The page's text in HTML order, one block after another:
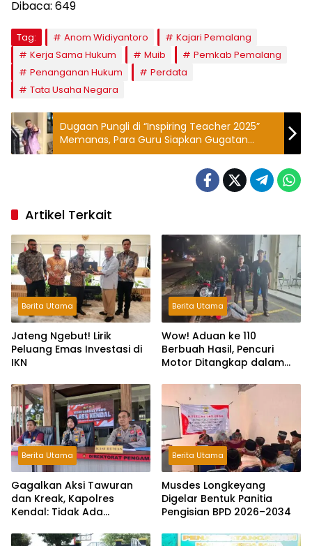
Dibaca: 649
Tag: Anom Widiyantoro
Kajari Pemalang
Kerja Sama Hukum
Muib
Pemkab Pemalang
Penanganan Hukum
Perdata
Tata Usaha Negara
Dugaan Pungli di “Inspiring Teacher 2025”
Memanas, Para Guru Siapkan Gugatan
Hukum
Artikel Terkait
Berita Utama
Jateng Ngebut! Lirik
Peluang Emas Investasi di
IKN
Berita Utama
Wow! Aduan ke 110
Berbuah Hasil, Pencuri
Motor Ditangkap dalam
Berita Utama
Gagalkan Aksi Tawuran
dan Kreak, Kapolres
Kendal: Tidak Ada
Pelaku Kejahatan Jalanan
Berita Utama
Musdes Longkeyang
Digelar Bentuk Panitia
Pengisian BPD 2026–2034